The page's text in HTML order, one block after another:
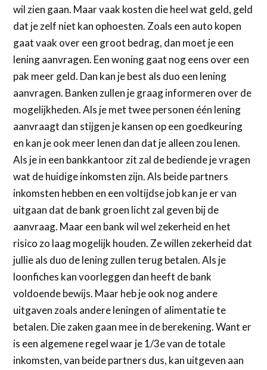
wil zien gaan. Maar vaak kosten die heel wat geld, geld
dat je zelf niet kan ophoesten. Zoals een auto kopen
gaat vaak over een groot bedrag, dan moet je een
lening aanvragen. Een woning gaat nog eens over een
pak meer geld. Dan kan je best als duo een lening
aanvragen. Banken zullen je graag informeren over de
mogelijkheden. Als je met twee personen één lening
aanvraagt dan stijgen je kansen op een goedkeuring
en kan je ook meer lenen dan dat je alleen zou lenen.
Als je in een bankkantoor zit zal de bediende je vragen
wat de huidige inkomsten zijn. Als beide partners
inkomsten hebben en een voltijdse job kan je er van
uitgaan dat de bank groen licht zal geven bij de
aanvraag. Maar een bank wil wel zekerheid en het
risico zo laag mogelijk houden. Ze willen zekerheid dat
jullie als duo de lening zullen terug betalen. Als je
loonfiches kan voorleggen dan heeft de bank
voldoende bewijs. Maar heb je ook nog andere
uitgaven zoals andere leningen of alimentatie te
betalen. Die zaken gaan mee in de berekening. Want er
is een algemene regel waar je 1/3e van de totale
inkomsten, van beide partners dus, kan uitgeven aan